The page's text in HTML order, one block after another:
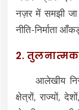
नज़र में समझी जा
नीति-निर्माता
2.
आलेखीय
क्षेत्रों, राज्यों,